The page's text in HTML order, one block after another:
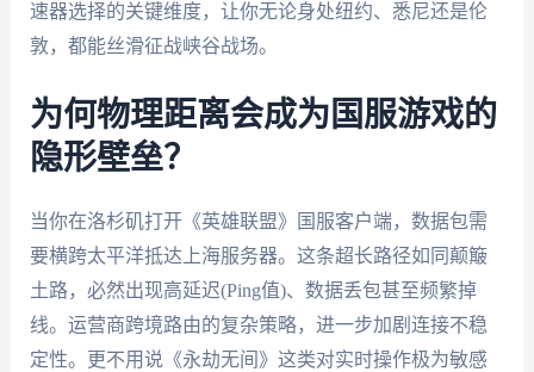
速器选择的关键维度，让你无论身处纽约、悉尼还是伦
敦，都能丝滑征战峡谷战场。
为何物理距离会成为国服游戏的
隐形壁垒？
当你在洛杉矶打开《英雄联盟》国服客户端，数据包需
要横跨太平洋抵达上海服务器。这条超长路径如同颠簸
土路，必然出现高延迟(Ping值)、数据丢包甚至频繁掉
线。运营商跨境路由的复杂策略，进一步加剧连接不稳
定性。更不用说《永劫无间》这类对实时操作极为敏感